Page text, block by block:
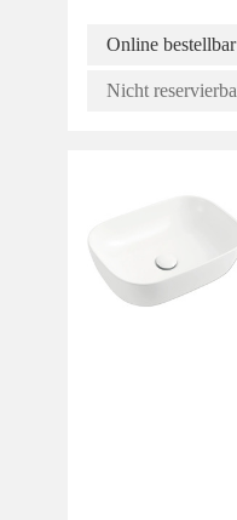
Online bestellbar
Nicht